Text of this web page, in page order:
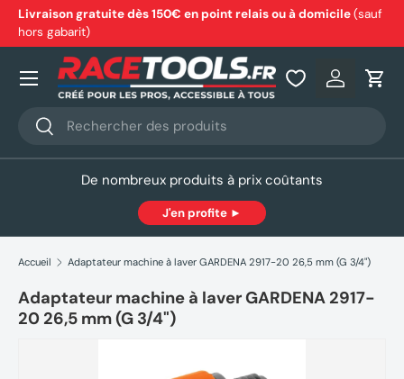
Aller au contenu
Livraison gratuite dès 150€ en point relais ou à domicile(sauf
hors gabarit)
Recherche
Rechercher
Se
Nos produits
De nombreux produits à prix coûtants
J'en profite ►
Accueil Adaptateur machine à laver GARDENA 2917-20 26,5 mm (G 3/4")
Adaptateur machine à laver GARDENA 2917-
20 26,5 mm (G 3/4")